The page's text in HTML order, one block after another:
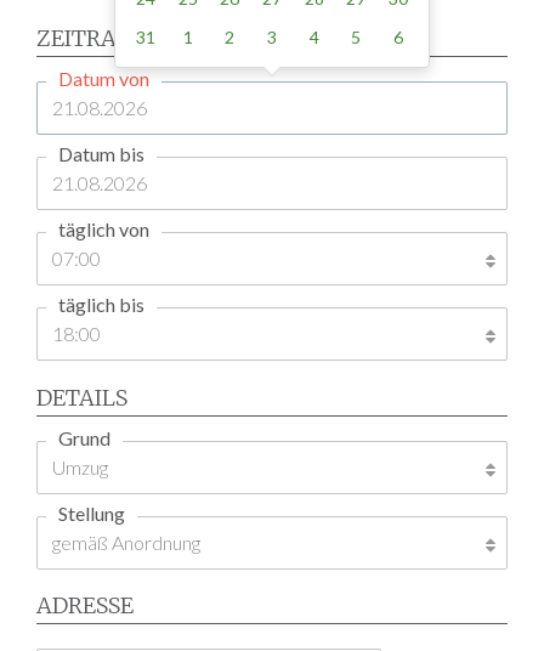
ZEITRAUM
Datum von
Datum bis
täglich von
täglich bis
DETAILS
Grund
Stellung
ADRESSE
31
1 2 3 4 5 6